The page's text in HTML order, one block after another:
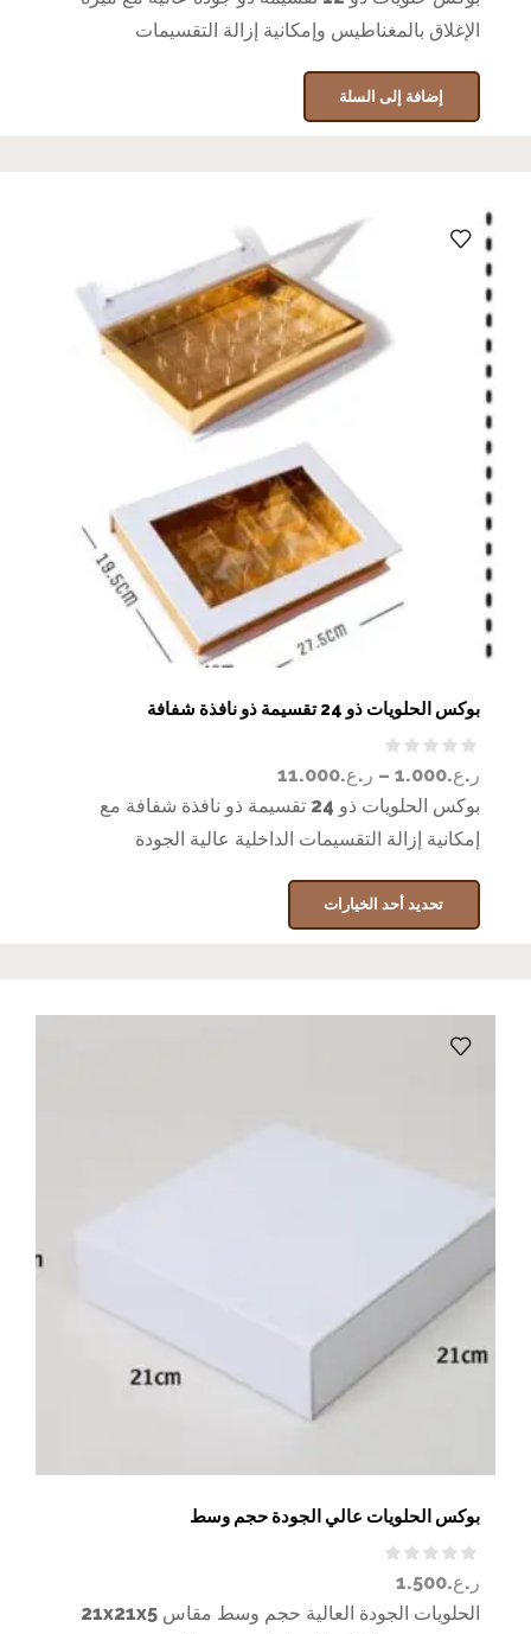
الإغلاق بالمغناطيس وإمكانية إزالة التقسيمات
إضافة إلى السلة
بوكس الحلويات ذو 24 تقسيمة ذو نافذة شفافة
ر.ع.1.000
– ر.ع.11.000
بوكس الحلويات ذو 24 تقسيمة ذو نافذة شفافة مع
إمكانية إزالة التقسيمات الداخلية عالية الجودة
تحديد أحد الخيارات
بوكس الحلويات عالي الجودة حجم وسط
ر.ع.1.500
الحلويات الجودة العالية حجم وسط مقاس 21x21x5